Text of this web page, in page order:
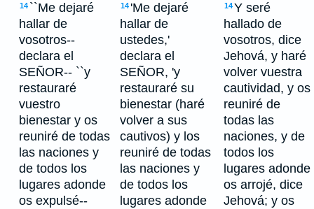
14 ``Me dejaré
hallar de
vosotros--
declara el
SEÑOR-- ``y
restauraré
vuestro
bienestar y os
reuniré de todas
las naciones y
de todos los
lugares adonde
os expulsé--
14 'Me dejaré
hallar de
ustedes,'
declara el
SEÑOR, 'y
restauraré su
bienestar (haré
volver a sus
cautivos) y los
reuniré de todas
las naciones y
de todos los
lugares adonde
14Y seré
hallado de
vosotros, dice
Jehová, y haré
volver vuestra
cautividad, y os
reuniré de
todas las
naciones, y de
todos los
lugares adonde
os arrojé, dice
Jehová; y os